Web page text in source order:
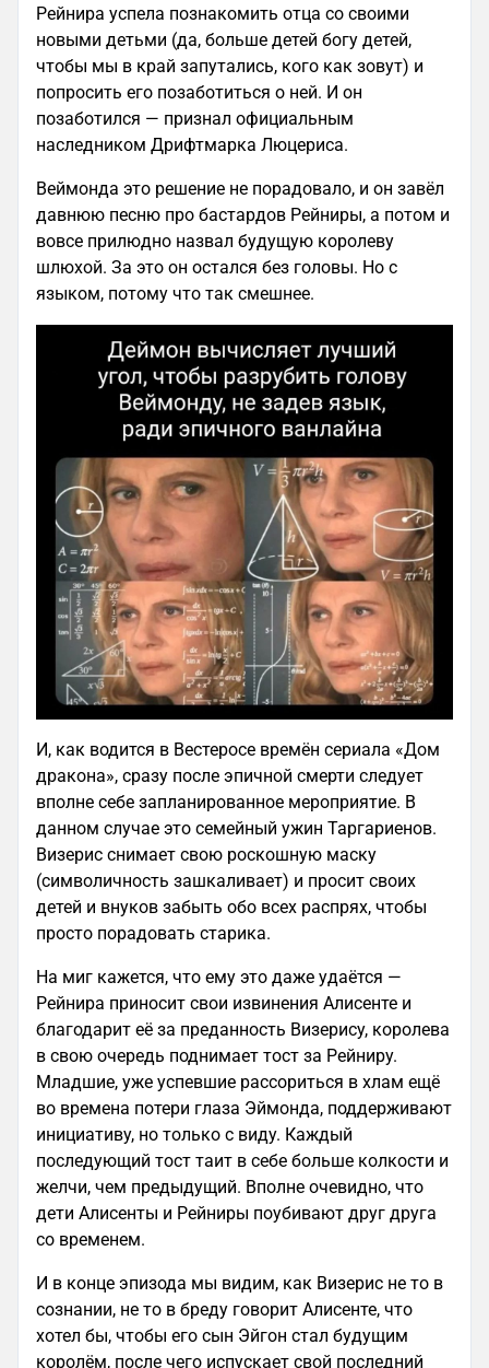
Рейнира успела познакомить отца со своими
новыми детьми (да, больше детей богу детей,
чтобы мы в край запутались, кого как зовут) и
попросить его позаботиться о ней. И он
позаботился — признал официальным
наследником Дрифтмарка Люцериса.
Веймонда это решение не порадовало, и он завёл
давнюю песню про бастардов Рейниры, а потом и
вовсе прилюдно назвал будущую королеву
шлюхой. За это он остался без головы. Но с
языком, потому что так смешнее.
И, как водится в Вестеросе времён сериала «Дом
дракона», сразу после эпичной смерти следует
вполне себе запланированное мероприятие. В
данном случае это семейный ужин Таргариенов.
Визерис снимает свою роскошную маску
(символичность зашкаливает) и просит своих
детей и внуков забыть обо всех распрях, чтобы
просто порадовать старика.
На миг кажется, что ему это даже удаётся —
Рейнира приносит свои извинения Алисенте и
благодарит её за преданность Визерису, королева
в свою очередь поднимает тост за Рейниру.
Младшие, уже успевшие рассориться в хлам ещё
во времена потери глаза Эймонда, поддерживают
инициативу, но только с виду. Каждый
последующий тост таит в себе больше колкости и
желчи, чем предыдущий. Вполне очевидно, что
дети Алисенты и Рейниры поубивают друг друга
со временем.
И в конце эпизода мы видим, как Визерис не то в
сознании, не то в бреду говорит Алисенте, что
хотел бы, чтобы его сын Эйгон стал будущим
королём, после чего испускает свой последний